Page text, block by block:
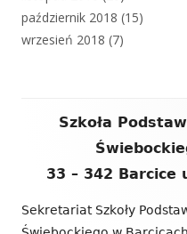
październik 2018 (15)
wrzesień 2018 (7)
Zawartość
Szkoła
33 – 342 Barcice
Sekretariat Szkoły